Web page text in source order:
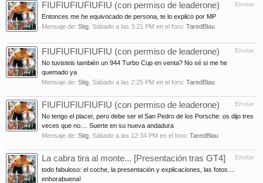
Enviar
FIUFIUFIUFIUFIU (con permiso de leaderone)
Entonces me he equivocado de persona, te lo explico por MP
Mensaje de: Stig Sábado a las 3:21 PM en el foro: TaredBlau
Enviar
FIUFIUFIUFIUFIU (con permiso de leaderone)
No tuvisteis también un 944 Turbo Cup en venta? No sé si me he
quemado ya
Mensaje de: Stig Sábado a las 2:25 PM en el foro: TaredBlau
Enviar
FIUFIUFIUFIUFIU (con permiso de leaderone)
No tengo el placer, pero debe ser el San Pedro de los Porsche: os dijo tres
veces que no.... Suerte en su nueva andadura
Mensaje de: Stig Sábado a las 12:34 PM en el foro: TaredBlau
Enviar
La cabra tira al monte... [Presentación tras GT4]
todo fabuloso: el coche, la presentación y explicaciones, las fotos....
enhorabuena!